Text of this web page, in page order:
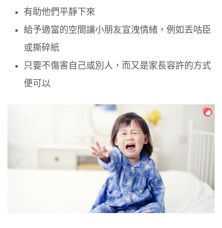
有助他們平靜下來
給予適當的空間讓小朋友宣洩情緒，例如丟咕臣
或撕碎紙
只要不傷害自己或別人，而又是家長容許的方式
便可以